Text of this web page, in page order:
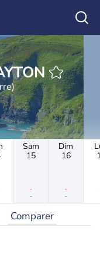
Sam
15
-
-
Dim
16
-
-
Comparer